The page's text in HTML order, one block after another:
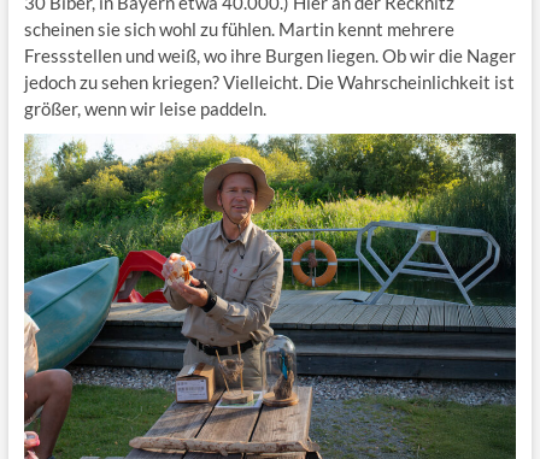
scheinen sie sich wohl zu fühlen. Martin kennt mehrere
Fressstellen und weiß, wo ihre Burgen liegen. Ob wir die Nager
jedoch zu sehen kriegen? Vielleicht. Die Wahrscheinlichkeit ist
größer, wenn wir leise paddeln.